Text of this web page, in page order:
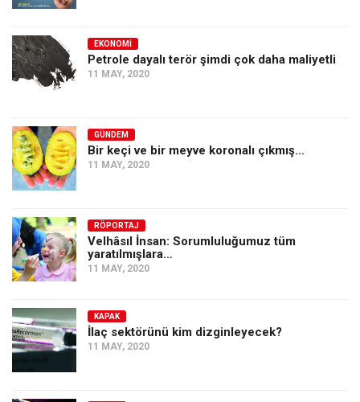
EKONOMI
Petrole dayalı terör şimdi çok daha maliyetli
11 MAY, 2020
GÜNDEM
Bir keçi ve bir meyve koronalı çıkmış…
11 MAY, 2020
RÖPORTAJ
Velhâsıl İnsan: Sorumluluğumuz tüm
yaratılmışlara…
11 MAY, 2020
KAPAK
İlaç sektörünü kim dizginleyecek?
11 MAY, 2020